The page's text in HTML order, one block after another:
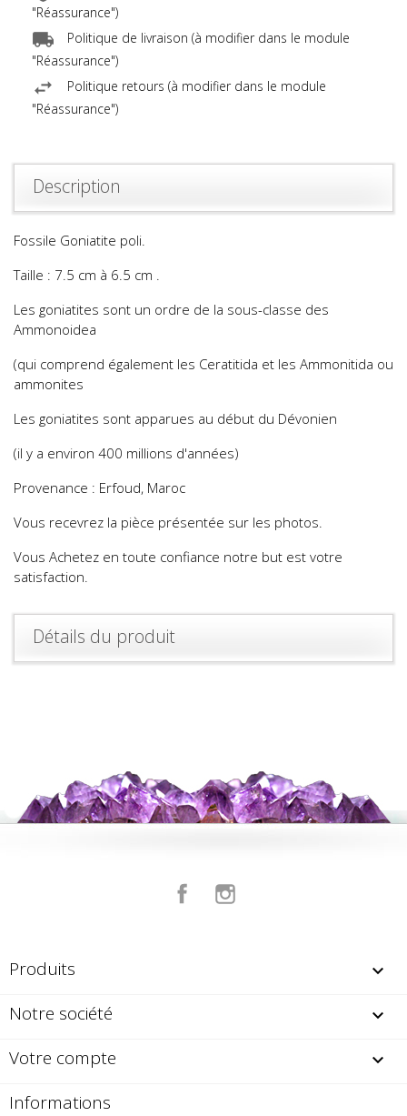
"Réassurance")
Politique de livraison (à modifier dans le module
"Réassurance")
Politique retours (à modifier dans le module
"Réassurance")
Description
Fossile Goniatite poli.
Taille : 7.5 cm à 6.5 cm .
Les goniatites sont un ordre de la sous-classe des
Ammonoidea
(qui comprend également les Ceratitida et les Ammonitida ou
ammonites
Les goniatites sont apparues au début du Dévonien
(il y a environ 400 millions d'années)
Provenance : Erfoud, Maroc
Vous recevrez la pièce présentée sur les photos.
Vous Achetez en toute confiance notre but est votre
satisfaction.
Détails du produit
Facebook
Produits 
Notre société 
Votre compte 
Informations